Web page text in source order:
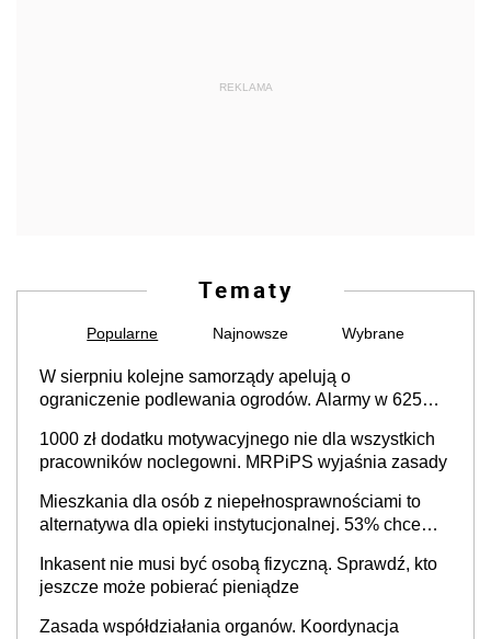
REKLAMA
Tematy
Popularne Najnowsze Wybrane
W sierpniu kolejne samorządy apelują o
ograniczenie podlewania ogrodów. Alarmy w 625
cały kraj
1000 zł dodatku motywacyjnego nie dla wszystkich
pracowników noclegowni. MRPiPS wyjaśnia zasady
Mieszkania dla osób z niepełnosprawnościami to
alternatywa dla opieki instytucjonalnej. 53% chce
Inkasent nie musi być osobą fizyczną. Sprawdź, kto
jeszcze może pobierać pieniądze
Zasada współdziałania organów. Koordynacja